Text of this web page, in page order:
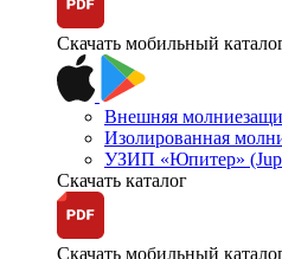
Скачать мобильный
Внешняя
Изолированная
УЗИП «Юпитер»
Скачать каталог
Скачать мобильный